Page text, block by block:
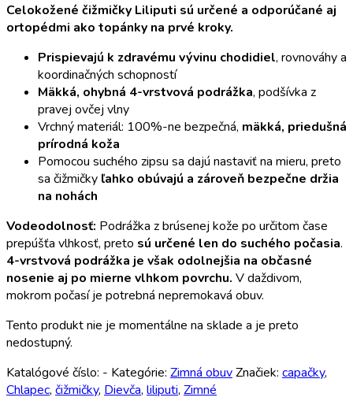
Celokožené čižmičky Liliputi sú určené a odporúčané aj
ortopédmi ako topánky na prvé kroky.
Prispievajú k zdravému vývinu chodidiel, rovnováhy a
koordinačných schopností
Mäkká, ohybná 4-vrstvová podrážka, podšívka z
pravej ovčej vlny
Vrchný materiál: 100%-ne bezpečná, mäkká, priedušná
prírodná koža
Pomocou suchého zipsu sa dajú nastaviť na mieru, preto
sa čižmičky ľahko obúvajú a zároveň bezpečne držia
na nohách
Vodeodolnosť: Podrážka z brúsenej kože po určitom čase
prepúšťa vlhkosť, preto sú určené len do suchého počasia.
4-vrstvová podrážka je však odolnejšia na občasné
nosenie aj po mierne vlhkom povrchu. V daždivom,
mokrom počasí je potrebná nepremokavá obuv.
Tento produkt nie je momentálne na sklade a je preto
nedostupný.
Katalógové číslo: - Kategórie: Zimná obuvZnačiek: capačky,
Chlapec, čižmičky, Dievča, liliputi, Zimné